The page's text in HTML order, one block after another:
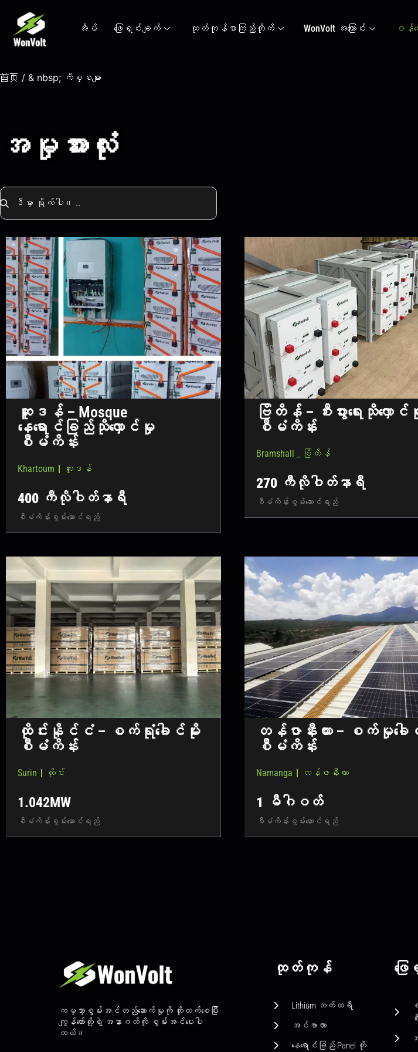
အိမ် ဖြေရှင်းချက် ထုတ်ကုန်စာကြည့်တိုက် WonVolt အကြောင်း ဝန်
首页 / & nbsp; ကိစ္စများ
အမှုအားလုံး
ဆူဒန် – Mosque
နေရောင်ခြည်သိုလှောင်မှု
စီမံကိန်း
Khartoum｜ဆူဒန်
400 ကီလိုဝါတ်နာရီ
စီမံကိန်းစွမ်းဆောင်ရည်
ဗြိတိန် – စီးပွားရေးသိုလှော
စီမံကိန်း
Bramshall _ ဗြိတိန်
270 ကီလိုဝါတ်နာရီ
စီမံကိန်းစွမ်းဆောင်ရည်
ထိုင်းနိုင်ငံ – စက်ရုံခေါင်မိုး
စီမံကိန်း
Surin｜ထိုင်း
1.042MW
စီမံကိန်းစွမ်းဆောင်ရည်
တန်ဇာနီးယား – စက်မှုခေါ
စီမံကိန်း
Namanga｜တန်ဇာနီးယား
1 မီဂါဝတ်
စီမံကိန်းစွမ်းဆောင်ရည်
ကမ္ဘာ့စွမ်းအင်တည်ဆောက်မှုကို တိုးတက်စေပြီး
ကျွန်တော်တို့ရဲ့ အနာဂတ်ကို စွမ်းအင်ပေးပါ
တယ်။
ထုတ်ကုန်
Lithium ဘက်ထရီ
အင်ဗာတာ
နေရောင်ခြည် Panel ကို
ဖြ